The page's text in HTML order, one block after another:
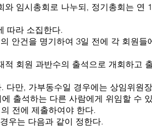
임시총회로 나누되, 정기총회는 연
집한다.
하여 3일 전에 각 회원들에게
회원 과반수의 출석으로 개회하고
경우에는 상임위원장이
다른 사람에게 위임할 수 있
에 제출하여야 한다.
음과 같이 정한다.